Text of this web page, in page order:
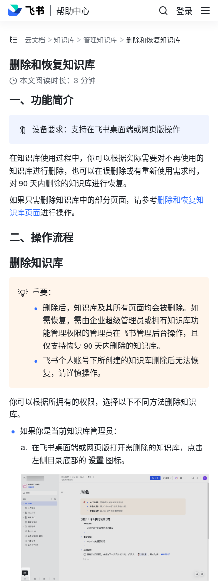
帮助中心 登录
云文档 知识库 管理知识库 删除和恢复知识库
删除和恢复知识库
本文阅读时长：3 分钟
一、功能简介
🔖 设备要求：支持在飞书桌面端或网页版操作
在知识库使用过程中，你可以根据实际需要对不再使用的
知识库进行删除，也可以在误删除或有重新使用需求时，
对 90 天内删除的知识库进行恢复。
如果只需删除知识库中的部分页面，请参考删除和恢复知
识库页面进行操作。
二、操作流程
删除知识库
💡 重要：
删除后，知识库及其所有页面均会被删除。如
需恢复，需由企业超级管理员或拥有知识库功
能管理权限的管理员在飞书管理后台操作，且
仅支持恢复 90 天内删除的知识库。
飞书个人账号下所创建的知识库删除后无法恢
复，请谨慎操作。
你可以根据所拥有的权限，选择以下不同方法删除知识
库。
如果你是当前知识库管理员：
在飞书桌面端或网页版打开需删除的知识库，点击
左侧目录底部的 设置 图标。